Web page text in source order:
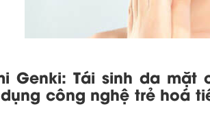
Genki: Tái sinh da
công nghệ trẻ hoá